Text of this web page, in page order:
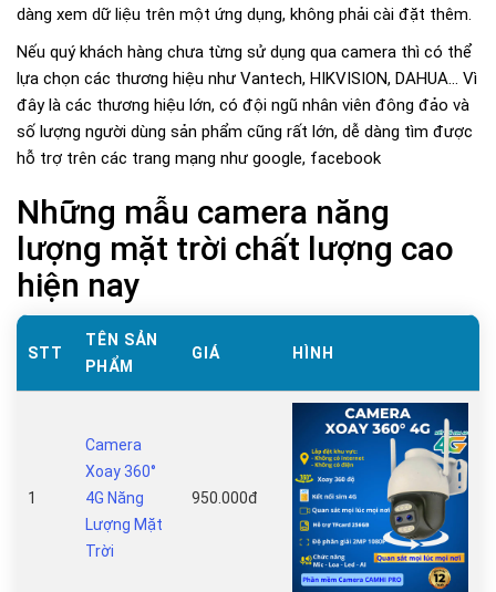
dàng xem dữ liệu trên một ứng dụng, không phải cài đặt thêm.
Nếu quý khách hàng chưa từng sử dụng qua camera thì có thể
lựa chọn các thương hiệu như Vantech, HIKVISION, DAHUA… Vì
đây là các thương hiệu lớn, có đội ngũ nhân viên đông đảo và
số lượng người dùng sản phẩm cũng rất lớn, dễ dàng tìm được
hỗ trợ trên các trang mạng như google, facebook
Những mẫu camera năng
lượng mặt trời chất lượng cao
hiện nay
STT
TÊN SẢN
PHẨM
GIÁ HÌNH
1
Camera
Xoay 360°
4G Năng
Lượng Mặt
Trời
950.000đ